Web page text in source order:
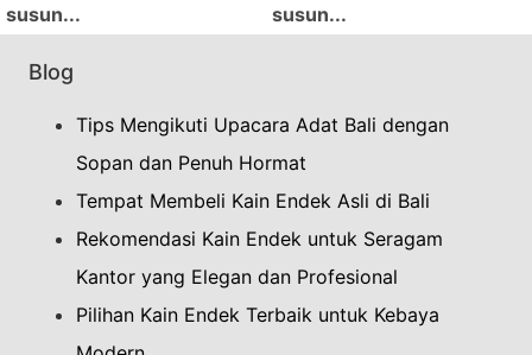
susun...
susun...
Blog
Tips Mengikuti Upacara Adat Bali dengan
Sopan dan Penuh Hormat
Tempat Membeli Kain Endek Asli di Bali
Rekomendasi Kain Endek untuk Seragam
Kantor yang Elegan dan Profesional
Pilihan Kain Endek Terbaik untuk Kebaya